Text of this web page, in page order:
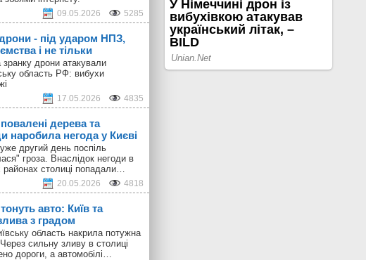
09.05.2026 5285
- під ударом НПЗ,
і не тільки
зранку дрони атакували
область РФ: вибухи
17.05.2026 4835
дерева та
наробила негода у Києві
другий день поспіль
гроза. Внаслідок негоди в
районах столиці попадали…
20.05.2026 4818
авто: Київ та
з градом
область накрила потужна
сильну зливу в столиці
дороги, а автомобілі…